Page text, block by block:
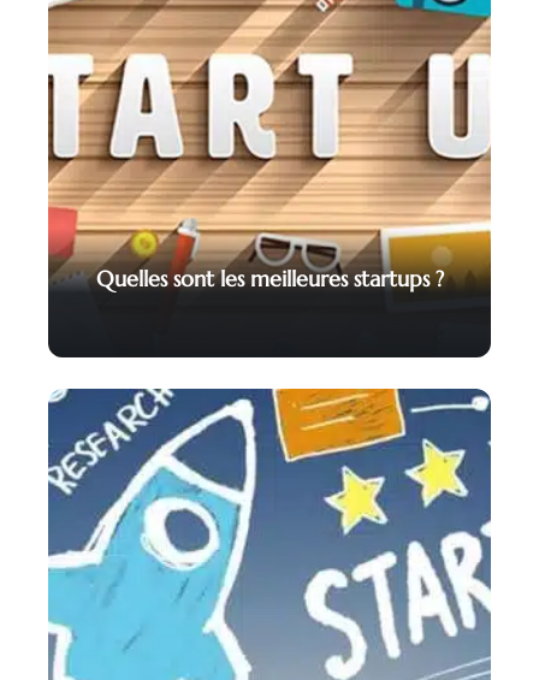
Quelles sont les meilleures startups ?